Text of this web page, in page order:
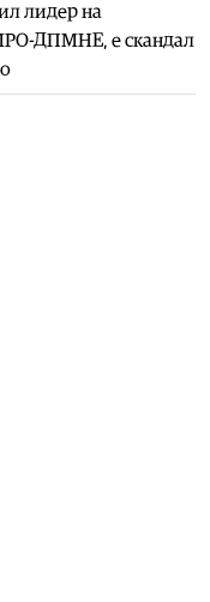
лидер на
ДПМНЕ, е скандал